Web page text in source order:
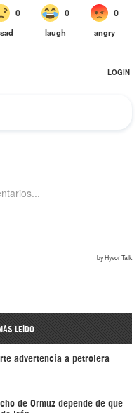
LEÍDO
advertencia a petrolera
de Ormuz depende de que